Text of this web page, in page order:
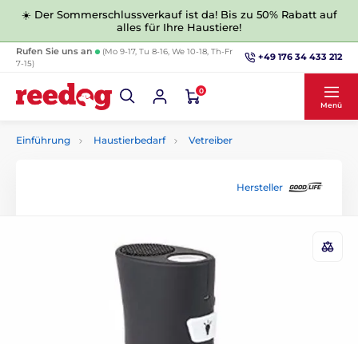
☀️ Der Sommerschlussverkauf ist da! Bis zu 50% Rabatt auf
alles für Ihre Haustiere!
Rufen Sie uns an
(Mo 9-17, Tu 8-16, We 10-18, Th-Fr
7-15)
+49 176 34 433 212
0
Menü
Einführung Haustierbedarf Vetreiber
Hersteller